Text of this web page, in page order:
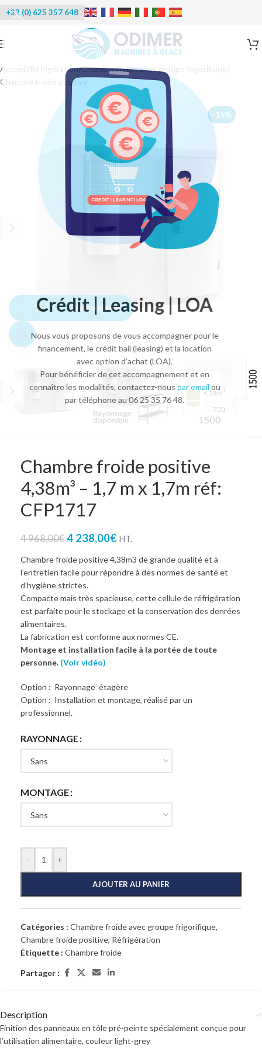
Crédit | Leasing | LOA
Nous vous proposons de vous accompagner pour le
financement, le crédit bail (leasing) et la location
avec option d’achat (LOA).
Pour bénéficier de cet accompagnement et en
connaître les modalités, contactez-nouspar emailou
par téléphone au 06 25 35 76 48.
+33 (0) 625 357 648
Accueil / Réfrigération/Chambre froide avec groupe frigorifique /
Chambre froide positive
-15%
Voir la vidéo
Agrandir l'image
Chambre froide positive
4,38m³ – 1,7 m x 1,7m réf:
CFP1717
4 968,00€ 4 238,00€ HT.
Chambre froide positive 4,38m3 de grande qualité et à
l’entretien facile pour répondre à des normes de santé et
d’hygiène strictes.
Compacte mais très spacieuse, cette cellule de réfrigération
est parfaite pour le stockage et la conservation des denrées
alimentaires.
La fabrication est conforme aux normes CE.
Montage et installation facile à la portée de toute
personne. (Voir vidéo)
Option : Rayonnage étagère
Option : Installation et montage, réalisé par un
professionnel.
RAYONNAGE
MONTAGE
- +
AJOUTER AU PANIER
Catégories : Chambre froide avec groupe frigorifique,
Chambre froide positive, Réfrigération
Étiquette : Chambre froide
Partager :
Description
Finition des panneaux en tôle pré-peinte spécialement conçue pour
l’utilisation alimentaire, couleur light-grey